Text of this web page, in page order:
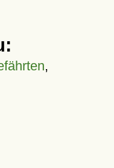
,